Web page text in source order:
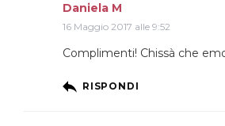
Daniela M
16 Maggio 2017 alle 9:52
Complimenti! Chissà che
RISPONDI